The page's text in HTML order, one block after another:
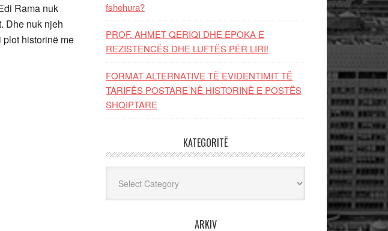
Rama nuk
Dhe nuk njeh
plot historinë me
fshehura?
PROF. AHMET QERIQI DHE EPOKA E
REZISTENCЁS DHE LUFTЁS PЁR LIRI!
FORMAT ALTERNATIVE TË EVIDENTIMIT TË
TARIFËS POSTARE NË HISTORINË E POSTËS
SHQIPTARE
KATEGORITË
ARKIV